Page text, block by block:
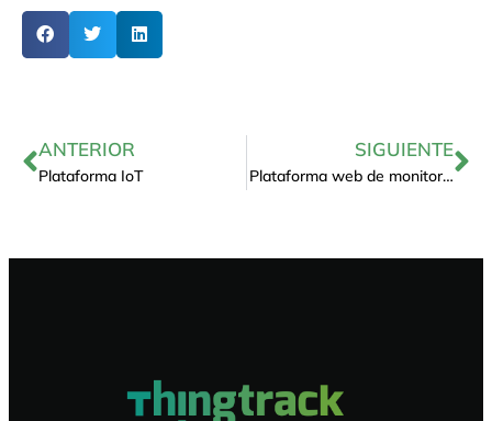
ANTERIOR
Plataforma IoT
SIGUIENTE
Plataforma web de